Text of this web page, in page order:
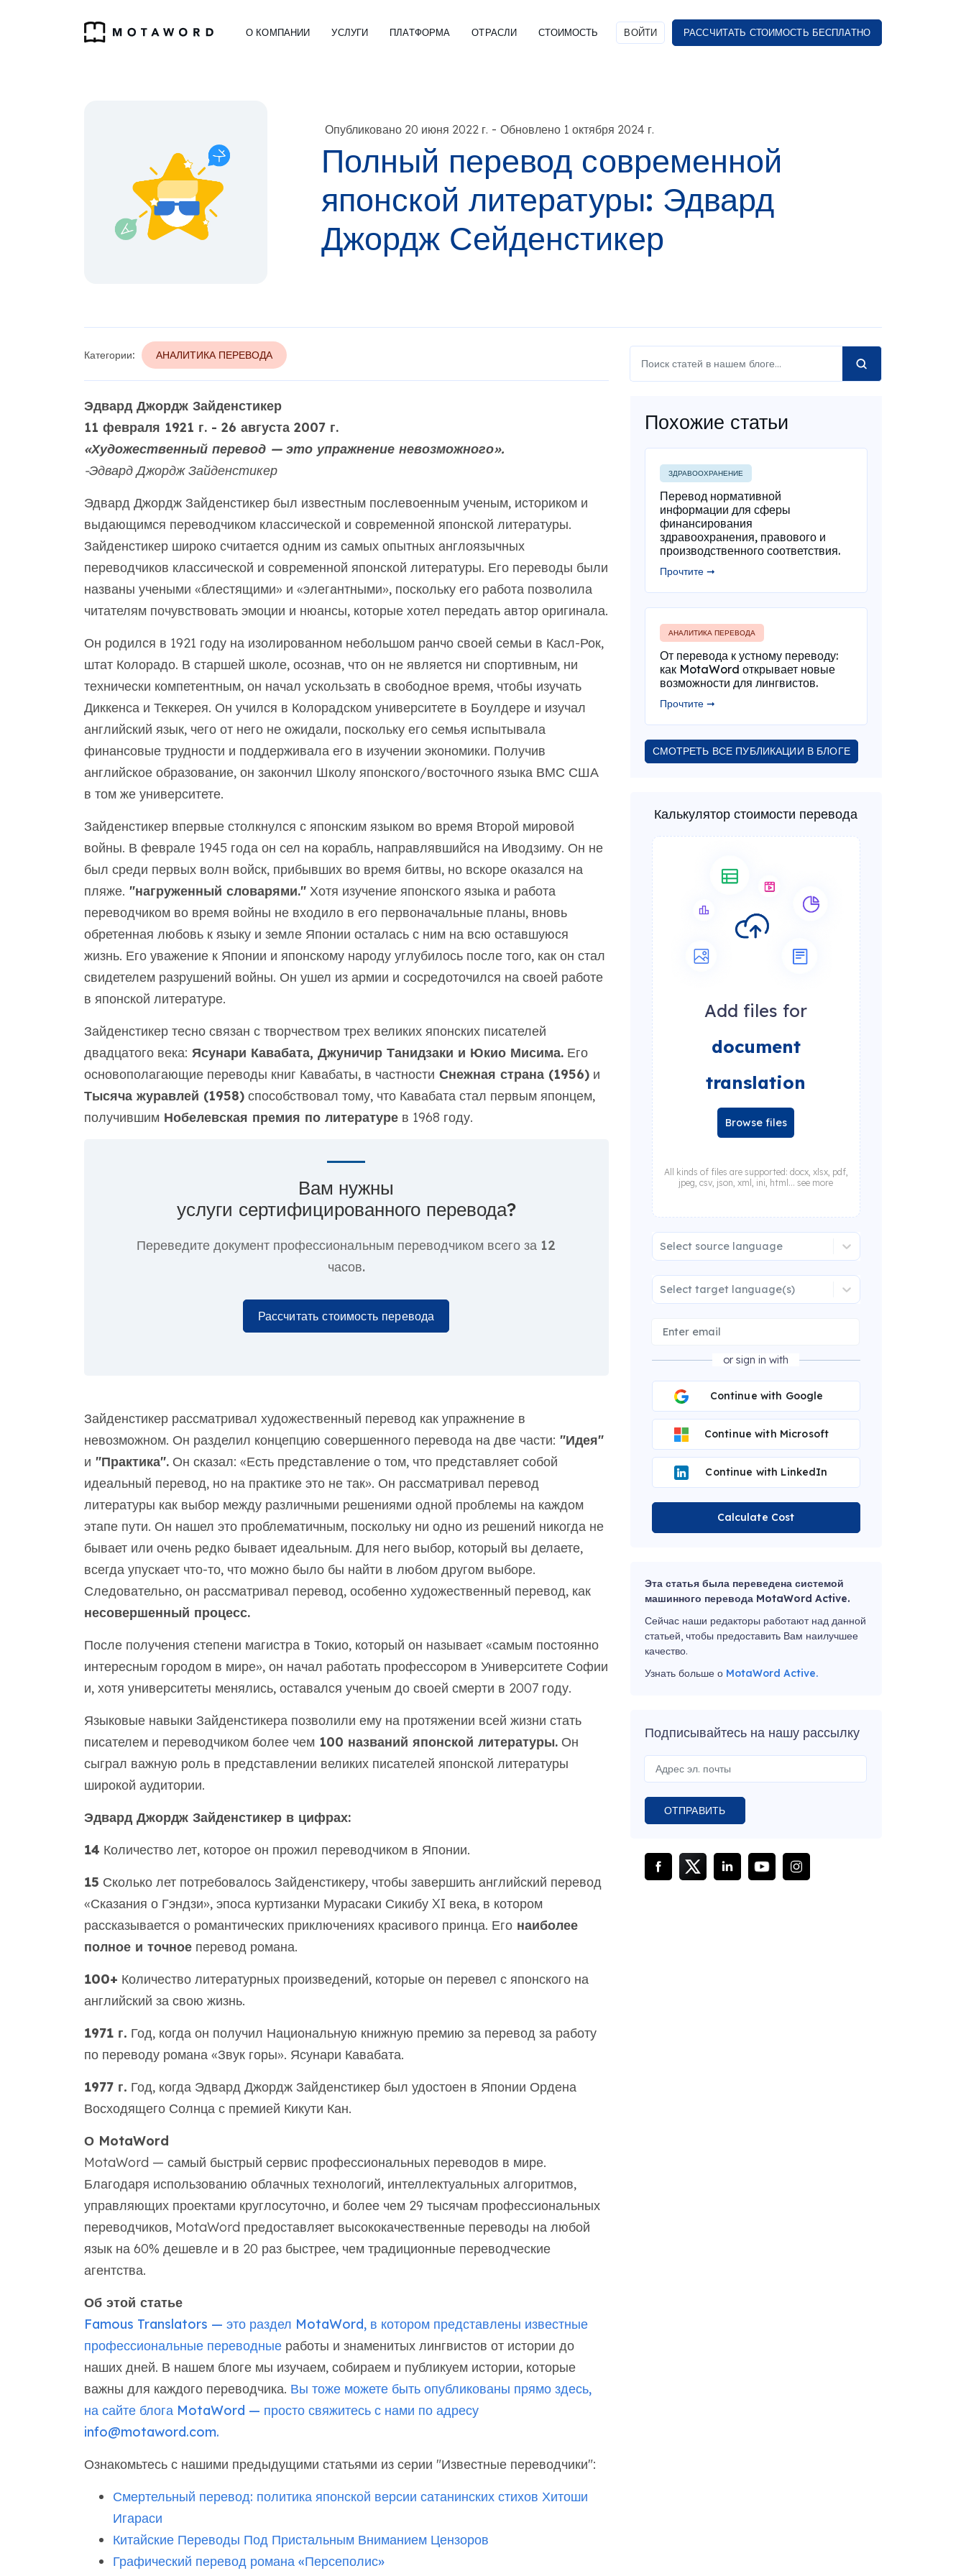
О КОМПАНИИ УСЛУГИ ПЛАТФОРМА ОТРАСЛИ СТОИМОСТЬ ВОЙТИ РАССЧИТАТЬ СТОИМОСТЬ БЕСПЛАТНО
Опубликовано 20 июня 2022 г. - Обновлено 1 октября 2024 г.
Полный перевод современной
японской литературы: Эдвард
Джордж Сейденстикер
Категории: АНАЛИТИКА ПЕРЕВОДА
Эдвард Джордж Зайденстикер
11 февраля 1921 г. - 26 августа 2007 г.
«Художественный перевод — это упражнение невозможного».
-Эдвард Джордж Зайденстикер
Эдвард Джордж Зайденстикер был известным послевоенным ученым, историком и
выдающимся переводчиком классической и современной японской литературы.
Зайденстикер широко считается одним из самых опытных англоязычных
переводчиков классической и современной японской литературы. Его переводы были
названы учеными «блестящими» и «элегантными», поскольку его работа позволила
читателям почувствовать эмоции и нюансы, которые хотел передать автор оригинала.
Он родился в 1921 году на изолированном небольшом ранчо своей семьи в Касл-Рок,
штат Колорадо. В старшей школе, осознав, что он не является ни спортивным, ни
технически компетентным, он начал ускользать в свободное время, чтобы изучать
Диккенса и Теккерея. Он учился в Колорадском университете в Боулдере и изучал
английский язык, чего от него не ожидали, поскольку его семья испытывала
финансовые трудности и поддерживала его в изучении экономики. Получив
английское образование, он закончил Школу японского/восточного языка ВМС США
в том же университете.
Зайденстикер впервые столкнулся с японским языком во время Второй мировой
войны. В феврале 1945 года он сел на корабль, направлявшийся на Иводзиму. Он не
был среди первых волн войск, прибывших во время битвы, но вскоре оказался на
пляже. "нагруженный словарями."Хотя изучение японского языка и работа
переводчиком во время войны не входило в его первоначальные планы, вновь
обретенная любовь к языку и земле Японии осталась с ним на всю оставшуюся
жизнь. Его уважение к Японии и японскому народу углубилось после того, как он стал
свидетелем разрушений войны. Он ушел из армии и сосредоточился на своей работе
в японской литературе.
Зайденстикер тесно связан с творчеством трех великих японских писателей
двадцатого века: Ясунари Кавабата, Джуничир Танидзаки и Юкио Мисима.Его
основополагающие переводы книг Кавабаты, в частности Снежная страна (1956)и
Тысяча журавлей (1958)способствовал тому, что Кавабата стал первым японцем,
получившимНобелевская премия по литературев 1968 году.
Вам нужны
услуги сертифицированного перевода?
Переведите документ профессиональным переводчиком всего за 12
часов.
Рассчитать стоимость перевода
Зайденстикер рассматривал художественный перевод как упражнение в
невозможном. Он разделил концепцию совершенного перевода на две части: "Идея"
и "Практика".Он сказал: «Есть представление о том, что представляет собой
идеальный перевод, но на практике это не так». Он рассматривал перевод
литературы как выбор между различными решениями одной проблемы на каждом
этапе пути. Он нашел это проблематичным, поскольку ни одно из решений никогда не
бывает или очень редко бывает идеальным. Для него выбор, который вы делаете,
всегда упускает что-то, что можно было бы найти в любом другом выборе.
Следовательно, он рассматривал перевод, особенно художественный перевод, как
несовершенный процесс.
После получения степени магистра в Токио, который он называет «самым постоянно
интересным городом в мире», он начал работать профессором в Университете Софии
и, хотя университеты менялись, оставался ученым до своей смерти в 2007 году.
Языковые навыки Зайденстикера позволили ему на протяжении всей жизни стать
писателем и переводчиком более чем100 названий японской литературы.Он
сыграл важную роль в представлении великих писателей японской литературы
широкой аудитории.
Эдвард Джордж Зайденстикер в цифрах:
14 Количество лет, которое он прожил переводчиком в Японии.
15 Сколько лет потребовалось Зайденстикеру, чтобы завершить английский перевод
«Сказания о Гэндзи», эпоса куртизанки Мурасаки Сикибу XI века, в котором
рассказывается о романтических приключениях красивого принца. Егонаиболее
полное и точноеперевод романа.
100+ Количество литературных произведений, которые он перевел с японского на
английский за свою жизнь.
1971 г. Год, когда он получил Национальную книжную премию за перевод за работу
по переводу романа «Звук горы». Ясунари Кавабата.
1977 г. Год, когда Эдвард Джордж Зайденстикер был удостоен в Японии Ордена
Восходящего Солнца с премией Кикути Кан.
О MotaWord
MotaWord — самый быстрый сервис профессиональных переводов в мире.
Благодаря использованию облачных технологий, интеллектуальных алгоритмов,
управляющих проектами круглосуточно, и более чем 29 тысячам профессиональных
переводчиков, MotaWord предоставляет высококачественные переводы на любой
язык на 60% дешевле и в 20 раз быстрее, чем традиционные переводческие
агентства.
Об этой статье
Famous Translators — это раздел MotaWord, в котором представлены известные
профессиональные переводныеработы и знаменитых лингвистов от истории до
наших дней. В нашем блоге мы изучаем, собираем и публикуем истории, которые
важны для каждого переводчика. Вы тоже можете быть опубликованы прямо здесь,
на сайте блога MotaWord — просто свяжитесь с нами по адресу
info@motaword.com.
Ознакомьтесь с нашими предыдущими статьями из серии "Известные переводчики":
Смертельный перевод: политика японской версии сатанинских стихов Хитоши
Игараси
Китайские Переводы Под Пристальным Вниманием Цензоров
Графический перевод романа «Персеполис»
Похожие статьи
ЗДРАВООХРАНЕНИЕ
Перевод нормативной
информации для сферы
финансирования
здравоохранения, правового и
производственного соответствия.
Прочтите ➞
АНАЛИТИКА ПЕРЕВОДА
От перевода к устному переводу:
как MotaWord открывает новые
возможности для лингвистов.
Прочтите ➞
СМОТРЕТЬ ВСЕ ПУБЛИКАЦИИ В БЛОГЕ
Калькулятор стоимости перевода
Add files for
document
translation
Browse files
All kinds of files are supported: docx, xlsx, pdf,
jpeg, csv, json, xml, ini, html... see more
Select source language
Select target language(s)
or sign in with
Continue with Google
Continue with Microsoft
Continue with LinkedIn
Calculate Cost
Эта статья была переведена системой
машинного перевода MotaWord Active.
Сейчас наши редакторы работают над данной
статьей, чтобы предоставить Вам наилучшее
качество.
Узнать больше о MotaWord Active.
Подписывайтесь на нашу рассылку
ОТПРАВИТЬ